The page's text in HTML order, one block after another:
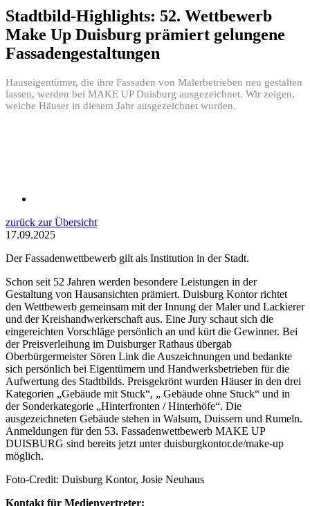
Stadtbild-Highlights: 52. Wettbewerb
Make Up Duisburg prämiert gelungene
Fassadengestaltungen
Hauseigentümer, die ihre Fassaden von Malerbetrieben neu gestalten
lassen, werden bei MAKE UP Duisburg ausgezeichnet. Wir zeigen,
welche Häuser in diesem Jahr ausgezeichnet wurden.
zurück zur Übersicht
17.09.2025
Der Fassadenwettbewerb gilt als Institution in der Stadt.
Schon seit 52 Jahren werden besondere Leistungen in der
Gestaltung von Hausansichten prämiert. Duisburg Kontor richtet
den Wettbewerb gemeinsam mit der Innung der Maler und Lackierer
und der Kreishandwerkerschaft aus. Eine Jury schaut sich die
eingereichten Vorschläge persönlich an und kürt die Gewinner. Bei
der Preisverleihung im Duisburger Rathaus übergab
Oberbürgermeister Sören Link die Auszeichnungen und bedankte
sich persönlich bei Eigentümern und Handwerksbetrieben für die
Aufwertung des Stadtbilds. Preisgekrönt wurden Häuser in den drei
Kategorien „Gebäude mit Stuck“, „ Gebäude ohne Stuck“ und in
der Sonderkategorie „Hinterfronten / Hinterhöfe“. Die
ausgezeichneten Gebäude stehen in Walsum, Duissern und Rumeln.
Anmeldungen für den 53. Fassadenwettbewerb MAKE UP
DUISBURG sind bereits jetzt unter duisburgkontor.de/make-up
möglich.
Foto-Credit: Duisburg Kontor, Josie Neuhaus
Kontakt für Medienvertreter: